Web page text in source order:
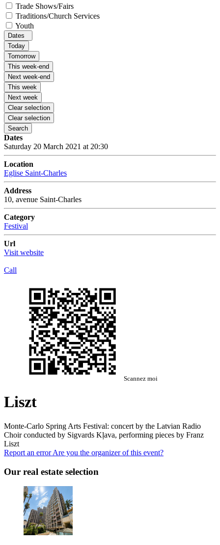
Trade Shows/Fairs
Traditions/Church Services
Youth
Dates
Today
Tomorrow
This week-end
Next week-end
This week
Next week
Clear selection
Clear selection
Search
Dates
Saturday 20 March 2021 at 20:30
Location
Eglise Saint-Charles
Address
10, avenue Saint-Charles
Category
Festival
Url
Visit website
Call
Scannez moi
Liszt
Monte-Carlo Spring Arts Festival: concert by the Latvian Radio
Choir conducted by Sigvards Kļava, performing pieces by Franz
Liszt
Report an errorAre you the organizer of this event?
Our real estate selection